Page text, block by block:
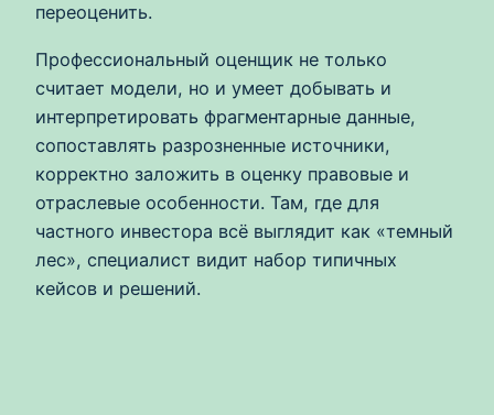
переоценить.
Профессиональный оценщик не только
считает модели, но и умеет добывать и
интерпретировать фрагментарные данные,
сопоставлять разрозненные источники,
корректно заложить в оценку правовые и
отраслевые особенности. Там, где для
частного инвестора всё выглядит как «темный
лес», специалист видит набор типичных
кейсов и решений.